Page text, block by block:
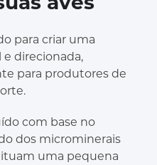
para criar uma
e direcionada,
para produtores de
com base no
dos microminerais
uma pequena